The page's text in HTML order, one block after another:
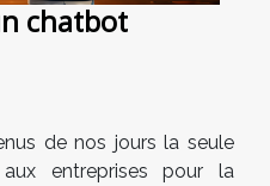
chatbot
de nos jours la seule
entreprises pour la